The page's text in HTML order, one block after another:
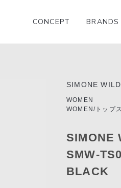
CONCEPT BRANDS
SIMONE WILD
WOMEN
WOMEN/トップス
SIMONE
SMW-
BLACK